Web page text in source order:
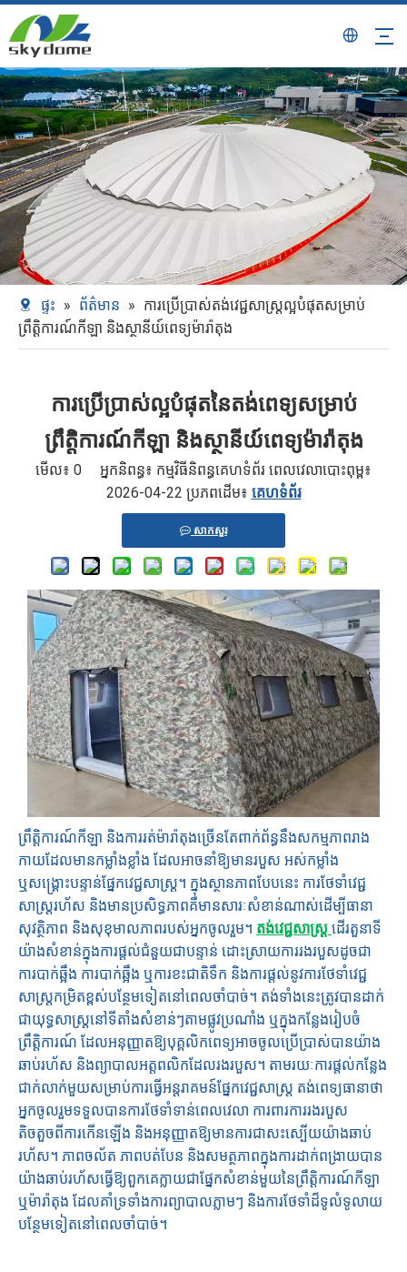
ផ្ទះ » ព័ត៌មាន » ការប្រើប្រាស់តង់វេជ្ជសាស្រ្តល្អបំផុតសម្រាប់
ព្រឹត្តិការណ៍កីឡា និងស្ថានីយ៍ពេទ្យម៉ារ៉ាតុង
ការប្រើប្រាស់ល្អបំផុតនៃតង់ពេទ្យសម្រាប់
ព្រឹត្តិការណ៍កីឡា និងស្ថានីយ៍ពេទ្យម៉ារ៉ាតុង
មើល៖ 0 អ្នកនិពន្ធ៖ កម្មវិធីនិពន្ធគេហទំព័រ ពេលវេលាបោះពុម្ព៖
2026-04-22 ប្រភពដើម៖ គេហទំព័រ
សាកសួរ
ព្រឹត្តិការណ៍កីឡា និងការរត់ម៉ារ៉ាតុងច្រើនតែពាក់ព័ន្ធនឹងសកម្មភាពរាង
កាយដែលមានកម្លាំងខ្លាំង ដែលអាចនាំឱ្យមានរបួស អស់កម្លាំង
ឬសង្គ្រោះបន្ទាន់ផ្នែកវេជ្ជសាស្ត្រ។ ក្នុង​ស្ថានភាព​បែប​នេះ ការ​ថែទាំ​វេជ្ជ
សាស្រ្ដ​រហ័ស និង​មាន​ប្រសិទ្ធភាព​គឺ​មាន​សារៈសំខាន់​ណាស់​ដើម្បី​ធានា​
សុវត្ថិភាព និង​សុខុមាលភាព​របស់​អ្នក​ចូលរួម។ តង់វេជ្ជសាស្រ្ដ ដើរតួនាទី
យ៉ាងសំខាន់ក្នុងការផ្តល់ជំនួយជាបន្ទាន់ ដោះស្រាយការរងរបួសដូចជា
ការបាក់ឆ្អឹង ការបាក់ឆ្អឹង ឬការខះជាតិទឹក និងការផ្តល់នូវការថែទាំវេជ្ជ
សាស្រ្តកម្រិតខ្ពស់បន្ថែមទៀតនៅពេលចាំបាច់។ តង់ទាំងនេះត្រូវបានដាក់
ជាយុទ្ធសាស្ត្រនៅទីតាំងសំខាន់ៗតាមផ្លូវប្រណាំង ឬក្នុងកន្លែងរៀបចំ
ព្រឹត្តិការណ៍ ដែលអនុញ្ញាតឱ្យបុគ្គលិកពេទ្យអាចចូលប្រើប្រាស់បានយ៉ាង
ឆាប់រហ័ស និងព្យាបាលអត្តពលិកដែលរងរបួស។ តាមរយៈការផ្តល់កន្លែង
ជាក់លាក់មួយសម្រាប់ការធ្វើអន្តរាគមន៍ផ្នែកវេជ្ជសាស្រ្ត តង់ពេទ្យធានាថា
អ្នកចូលរួមទទួលបានការថែទាំទាន់ពេលវេលា ការពារការរងរបួស
តិចតួចពីការកើនឡើង និងអនុញ្ញាតឱ្យមានការជាសះស្បើយយ៉ាងឆាប់
រហ័ស។ ភាពចល័ត ភាពបត់បែន និងសមត្ថភាពក្នុងការដាក់ពង្រាយបាន
យ៉ាងឆាប់រហ័សធ្វើឱ្យពួកគេក្លាយជាផ្នែកសំខាន់មួយនៃព្រឹត្តិការណ៍កីឡា
ឬម៉ារ៉ាតុង ដែលគាំទ្រទាំងការព្យាបាលភ្លាមៗ និងការថែទាំដ៏ទូលំទូលាយ
បន្ថែមទៀតនៅពេលចាំបាច់។